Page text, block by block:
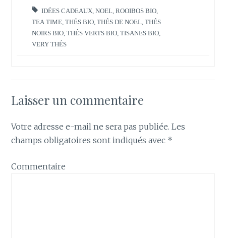
IDÉES CADEAUX ,NOEL ,ROOIBOS BIO
TEA TIME ,THÉS BIO ,THÉS DE NOEL ,THÉS
NOIRS BIO ,THÉS VERTS BIO ,TISANES BIO
VERY THÉS
Laisser un commentaire
Votre adresse e-mail ne sera pas publiée. Les
champs obligatoires sont indiqués avec *
Commentaire